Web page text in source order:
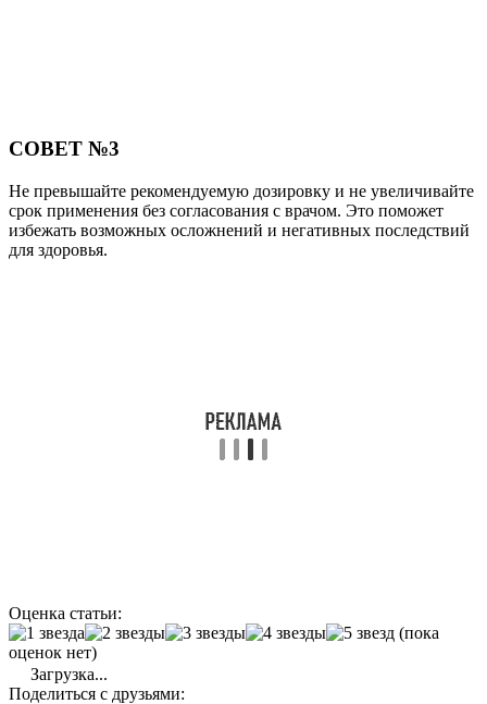
СОВЕТ №3
Не превышайте рекомендуемую дозировку и не увеличивайте
срок применения без согласования с врачом. Это поможет
избежать возможных осложнений и негативных последствий
для здоровья.
Оценка статьи:
(пока
оценок нет)
Загрузка...
Поделиться с друзьями: